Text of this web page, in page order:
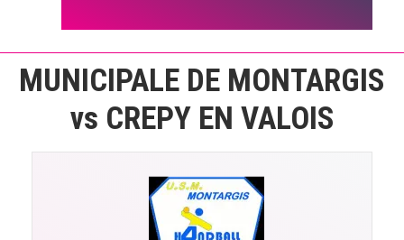
MUNICIPALE DE MONTARGIS
vs CREPY EN VALOIS